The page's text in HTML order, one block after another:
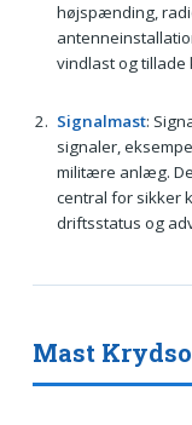
højspænding,
vindlast og tillade
Signalmast:
signaler,
militære anlæg.
central for sikker
driftsstatus og
Mast